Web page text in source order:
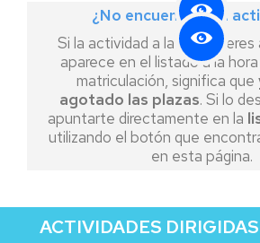
¿No encuentras tu
Si la actividad a la que
aparece en el listado a la
matriculación, significa que
agotado las plazas. Si lo
apuntarte directamente en la
utilizando el botón que
en esta página.
ACTIVIDADES